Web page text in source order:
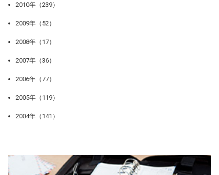
2010年（239）
2009年（52）
2008年（17）
2007年（36）
2006年（77）
2005年（119）
2004年（141）